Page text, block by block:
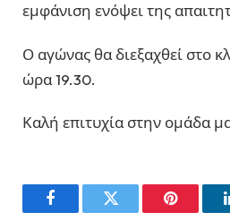
εμφάνιση ενόψει της
Ο αγώνας θα διεξαχθεί στο
ώρα 19.30.
Καλή επιτυχία στην ομάδα
FacebookTwitter Pinterest